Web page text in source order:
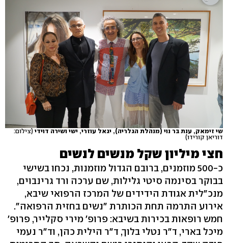
שי זימאק, ענת בר נוי (מנהלת הגלריה), יגאל עוזרי, ישי ושירה דוידי (צילום:
דוריאן קורידו)
חצי מיליון שקל מנשים לנשים
כ-500 מוזמנים, ברובם הגדול מוזמנות, נכחו בשישי
בבוקר בסינמה סיטי גלילות, שם ערכה ורד גרינבוים,
מנכ"לית אגודת הידידים של המרכז הרפואי שיבא,
אירוע התרמה תחת הכותרת "נשים בחזית הרפואה".
חמש רופאות בכירות בשיבא: פרופ' מירי סקלייר, פרופ'
מיכל בארי, ד"ר נטלי בלוך, ד"ר הילית כהן, וד"ר נעמי